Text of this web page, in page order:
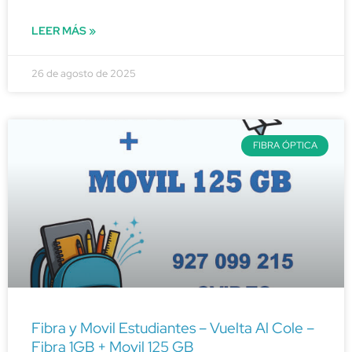
LEER MÁS »
26 de agosto de 2025
FIBRA ÓPTICA
Fibra y Movil Estudiantes – Vuelta Al Cole –
Fibra 1GB + Movil 125 GB